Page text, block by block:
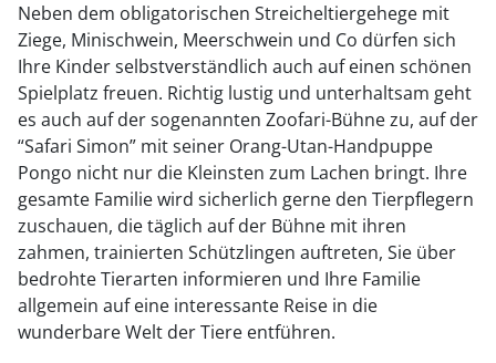
Neben dem obligatorischen Streicheltiergehege mit
Ziege, Minischwein, Meerschwein und Co dürfen sich
Ihre Kinder selbstverständlich auch auf einen schönen
Spielplatz freuen. Richtig lustig und unterhaltsam geht
es auch auf der sogenannten Zoofari-Bühne zu, auf der
“Safari Simon” mit seiner Orang-Utan-Handpuppe
Pongo nicht nur die Kleinsten zum Lachen bringt. Ihre
gesamte Familie wird sicherlich gerne den Tierpflegern
zuschauen, die täglich auf der Bühne mit ihren
zahmen, trainierten Schützlingen auftreten, Sie über
bedrohte Tierarten informieren und Ihre Familie
allgemein auf eine interessante Reise in die
wunderbare Welt der Tiere entführen.